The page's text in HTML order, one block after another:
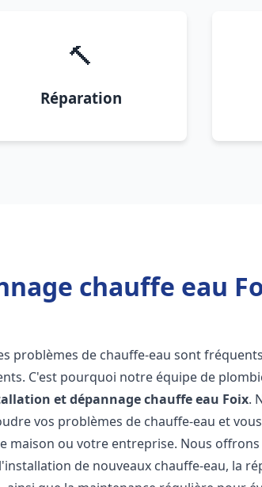
🔨
Réparation
chauffe eau
problèmes de chauffe-eau sont
C'est pourquoi notre équipe de
et dépannage chauffe eau Foix.
vos problèmes de chauffe-eau et
maison ou votre entreprise. Nous
de nouveaux chauffe-eau, la